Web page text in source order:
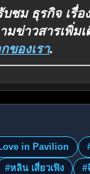
บชม ธุรกิจ เรื่
มข่าวสารเพิ่ม
ของเรา.
in Pavilion
#หลิน เสี่ยวเฟิง
#